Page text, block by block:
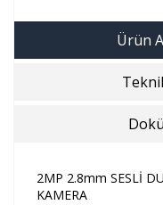
Ürün
2MP 2.8mm SESLİ
KAMERA